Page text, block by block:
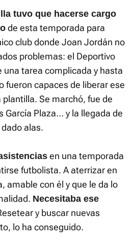
tuvo que hacerse cargo
de esta temporada para
club donde Joan Jordán no
problemas: el Deportivo
una tarea complicada y hasta
fueron capaces de liberar ese
Se marchó, fue de
García Plaza… y la llegada de
alas.
en una temporada
futbolista. A aterrizar en
amable con él y que le da lo
Necesitaba ese
y buscar nuevas
lo ha conseguido.